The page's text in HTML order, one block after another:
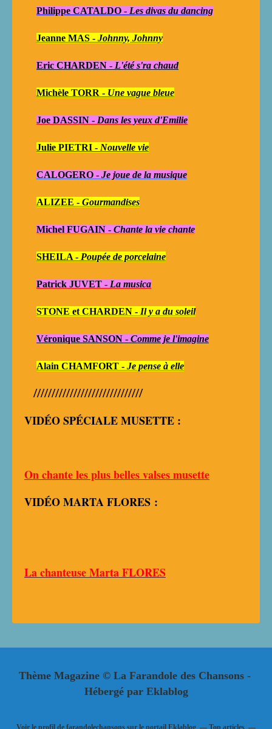
Philippe CATALDO - Les divas du dancing
Jeanne MAS - Johnny, Johnny
Eric CHARDEN - L'été s'ra chaud
Michèle TORR - Une vague bleue
Joe DASSIN - Dans les yeux d'Emilie
Julie PIETRI - Nouvelle vie
CALOGERO - Je joue de la musique
ALIZEE - Gourmandises
Michel FUGAIN - Chante la vie chante
SHEILA - Poupée de porcelaine
Patrick JUVET - La musica
STONE et CHARDEN - Il y a du soleil
Véronique SANSON - Comme je l'imagine
Alain CHAMFORT - Je pense à elle
//////////////////////////////
VIDÉO SPÉCIALE MUSETTE :
On chante les plus belles valses musette
VIDÉO MARTA FLORES :
La chanteuse Marta FLORES
Thème Magazine © La Farandole des Chansons -
Hébergé par Eklablog
Voir le profil de farandolechansons sur le portail Eklablog Top articles